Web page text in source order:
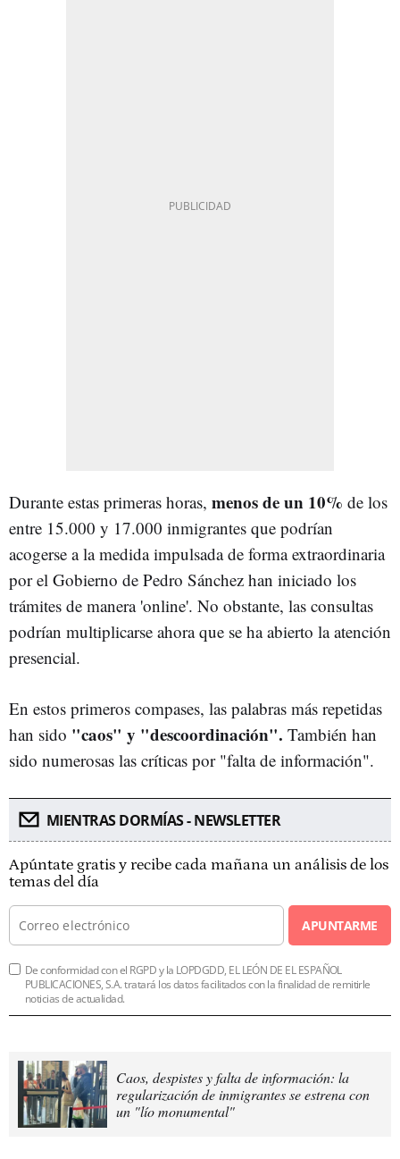
Durante estas primeras horas, menos de un 10% de los
entre 15.000 y 17.000 inmigrantes que podrían
acogerse a la medida impulsada de forma extraordinaria
por el Gobierno de Pedro Sánchez han iniciado los
trámites de manera 'online'. No obstante, las consultas
podrían multiplicarse ahora que se ha abierto la atención
presencial.
En estos primeros compases, las palabras más repetidas
han sido "caos" y "descoordinación". También han
sido numerosas las críticas por "falta de información".
MIENTRAS DORMÍAS - NEWSLETTER
Apúntate gratis y recibe cada mañana un análisis de los
temas del día
APUNTARME
De conformidad con el RGPD y la LOPDGDD, EL LEÓN DE EL ESPAÑOL
PUBLICACIONES, S.A. tratará los datos facilitados con la finalidad de remitirle
noticias de actualidad.
Caos, despistes y falta de información: la
regularización de inmigrantes se estrena con
un "lío monumental"